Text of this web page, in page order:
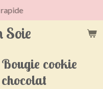
Soie
Bougie cookie
chocolat